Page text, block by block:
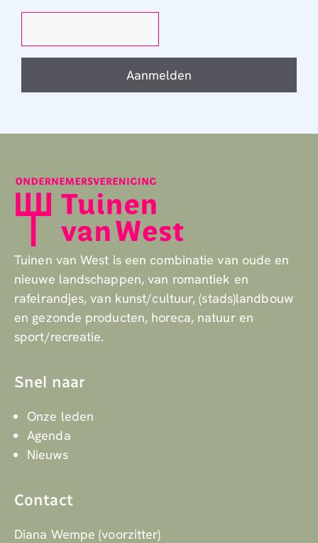
Aanmelden
Tuinen van West is een combinatie van oude en
nieuwe landschappen, van romantiek en
rafelrandjes, van kunst/cultuur, (stads)landbouw
en gezonde producten, horeca, natuur en
sport/recreatie.
Snel naar
Onze leden
Agenda
Nieuws
Contact
Diana Wempe (voorzitter)